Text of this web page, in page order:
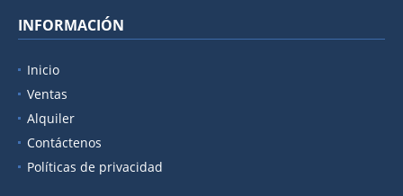
INFORMACIÓN
Inicio
Ventas
Alquiler
Contáctenos
Políticas de privacidad